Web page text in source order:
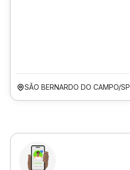
SÃO BERNARDO DO CAMPO/SP